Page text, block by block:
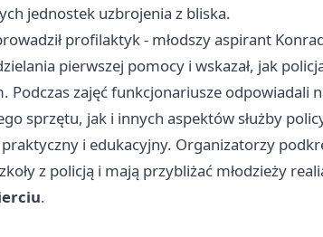
jednostek uzbrojenia z bliska.
profilaktyk - młodszy aspirant
pierwszej pomocy i wskazał, jak
Podczas zajęć funkcjonariusze odpowiadali
sprzętu, jak i innych aspektów służby
i edukacyjny. Organizatorzy
z policją i mają przybliżać młodzieży
.